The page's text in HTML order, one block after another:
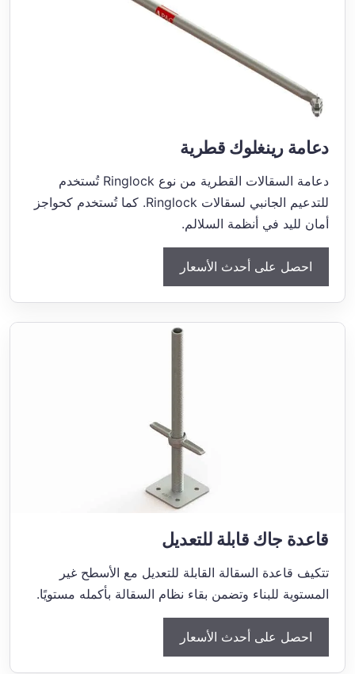
دعامة رينغلوك قطرية
دعامة السقالات القطرية من نوع Ringlock تُستخدم
للتدعيم الجانبي لسقالات Ringlock. كما تُستخدم كحواجز
أمان لليد في أنظمة السلالم.
احصل على أحدث الأسعار
قاعدة جاك قابلة للتعديل
تتكيف قاعدة السقالة القابلة للتعديل مع الأسطح غير
المستوية للبناء وتضمن بقاء نظام السقالة بأكمله مستويًا.
احصل على أحدث الأسعار